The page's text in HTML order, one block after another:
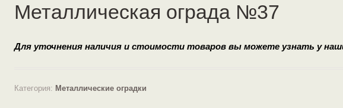
Металлическая ограда №37
Для уточнения наличия и стоимости товаров вы можете узнать у
Категория: Металлические оградки